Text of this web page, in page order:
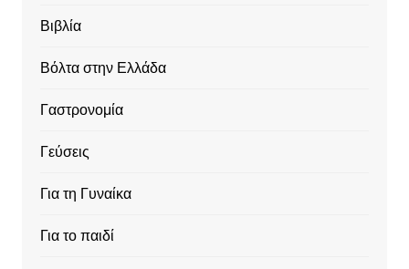
Βιβλία
Βόλτα στην Ελλάδα
Γαστρονομία
Γεύσεις
Για τη Γυναίκα
Για το παιδί